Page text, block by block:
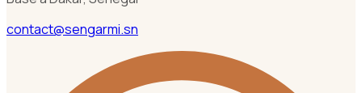
contact@sengarmi.sn